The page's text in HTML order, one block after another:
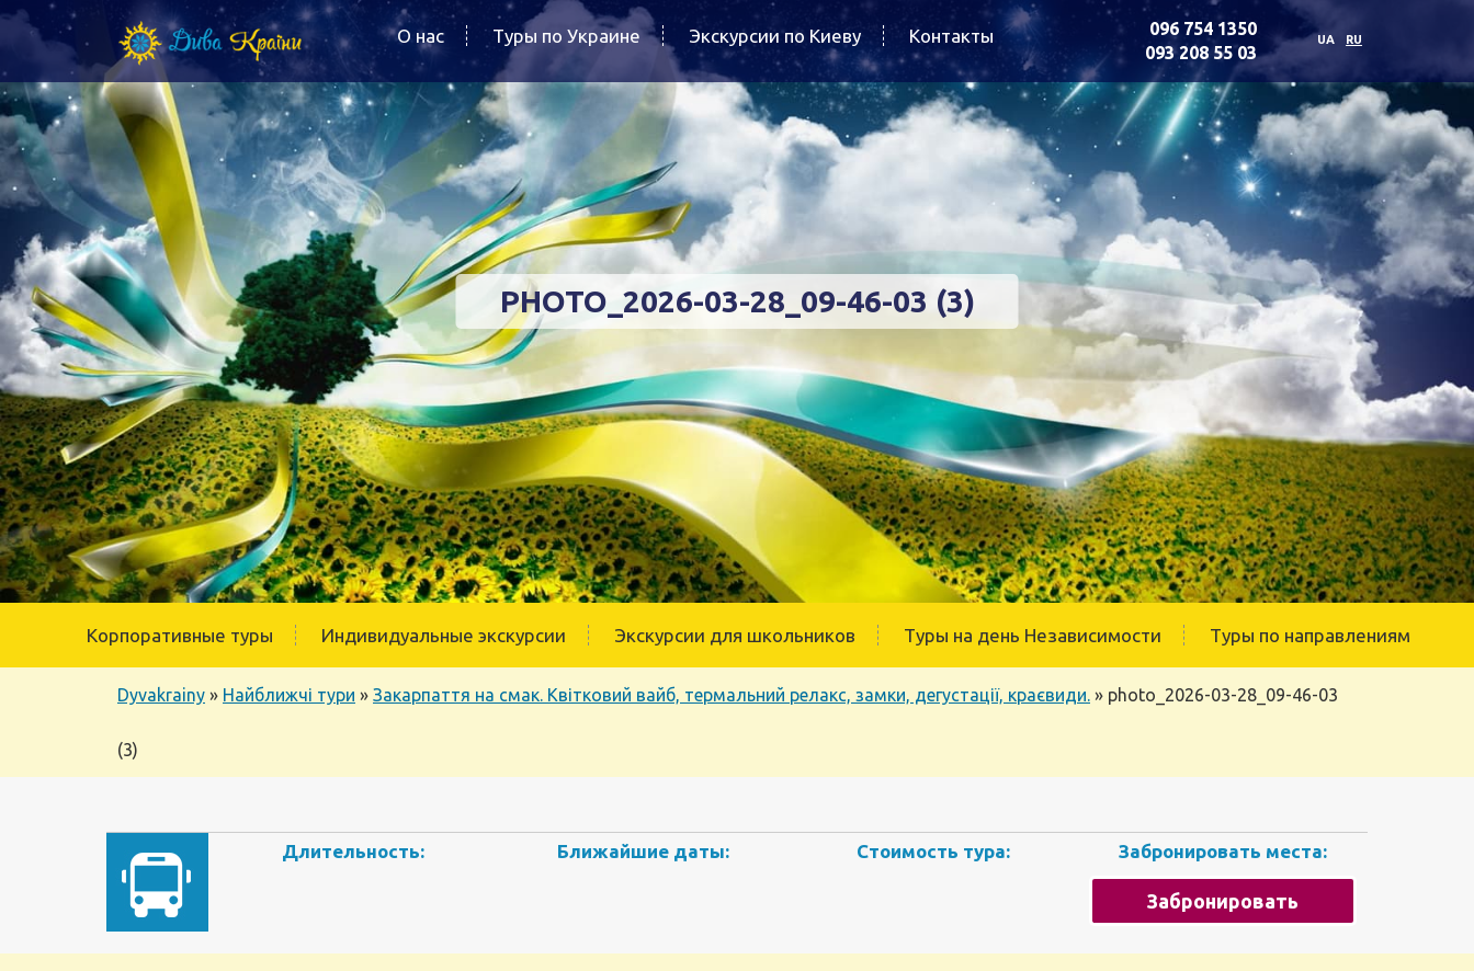
О нас Туры по Украине Экскурсии по Киеву Контакты
096 754 1350
093 208 55 03
UA RU
PHOTO_2026-03-28_09-46-03 (3)
Корпоративные туры Индивидуальные экскурсии Экскурсии для школьников Туры на день Независимости Туры по направлениям
Dyvakrainy » Найближчі тури » Закарпаття на смак. Квітковий вайб, термальний релакс, замки, дегустації, краєвиди. » photo_2026-03-28_09-46-03
(3)
Длительность: Ближайшие даты: Стоимость тура: Забронировать места:
Забронировать